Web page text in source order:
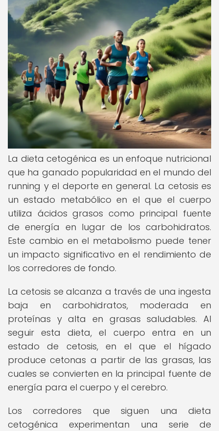
La dieta cetogénica es un enfoque nutricional
que ha ganado popularidad en el mundo del
running y el deporte en general. La cetosis es
un estado metabólico en el que el cuerpo
utiliza ácidos grasos como principal fuente
de energía en lugar de los carbohidratos.
Este cambio en el metabolismo puede tener
un impacto significativo en el rendimiento de
los corredores de fondo.
La cetosis se alcanza a través de una ingesta
baja en carbohidratos, moderada en
proteínas y alta en grasas saludables. Al
seguir esta dieta, el cuerpo entra en un
estado de cetosis, en el que el hígado
produce cetonas a partir de las grasas, las
cuales se convierten en la principal fuente de
energía para el cuerpo y el cerebro.
Los corredores que siguen una dieta
cetogénica experimentan una serie de